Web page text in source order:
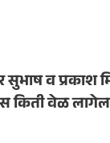
सुभाष व
किती वेळ